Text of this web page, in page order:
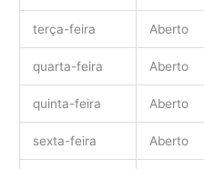
terça-feira Aberto
quarta-feira Aberto
quinta-feira Aberto
sexta-feira Aberto